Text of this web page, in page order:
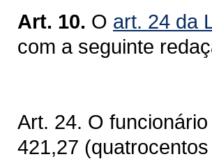
Art. 10. O art. 24 da
com a seguinte
Art. 24. O
421,27